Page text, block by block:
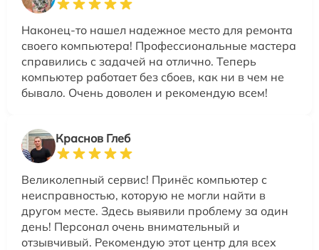
Наконец-то нашел надежное место для ремонта
своего компьютера! Профессиональные мастера
справились с задачей на отлично. Теперь
компьютер работает без сбоев, как ни в чем не
бывало. Очень доволен и рекомендую всем!
Краснов Глеб
Великолепный сервис! Принёс компьютер с
неисправностью, которую не могли найти в
другом месте. Здесь выявили проблему за один
день! Персонал очень внимательный и
отзывчивый. Рекомендую этот центр для всех